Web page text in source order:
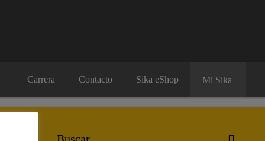
Carrera Contacto Sika eShop Mi Sika